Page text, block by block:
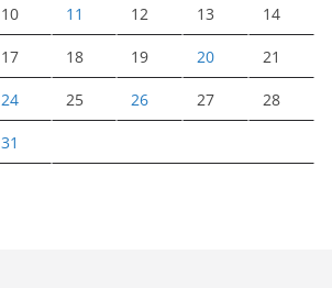
10 11 12 13 14
17 18 19 20 21
24 25 26 27 28
31